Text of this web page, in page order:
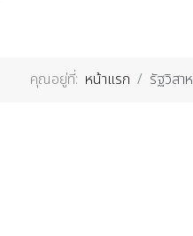
คุณอยู่ที่: หน้าแรก รัฐวิสา